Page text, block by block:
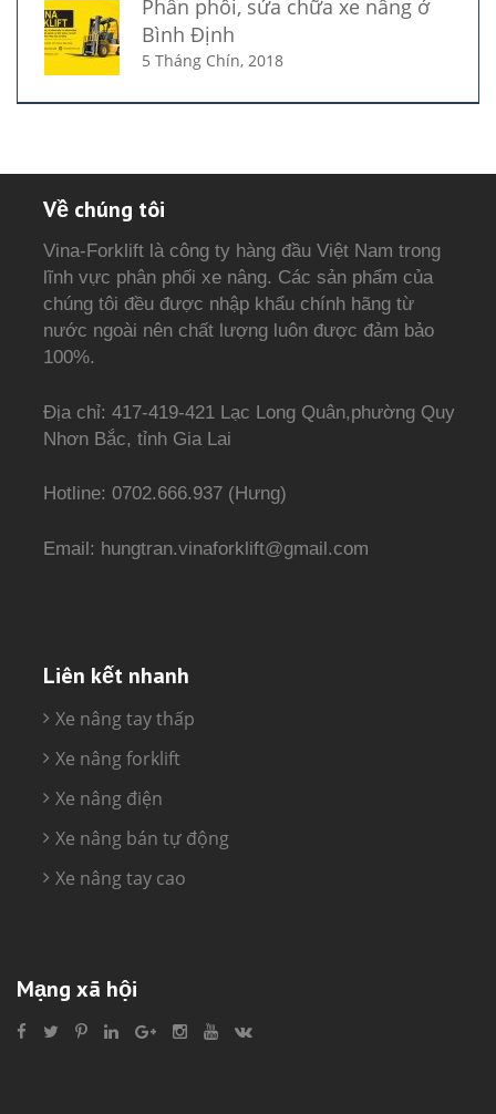
Phân phối, sửa chữa xe nâng ở
Bình Định
5 Tháng Chín, 2018
Về chúng tôi
Vina-Forklift là công ty hàng đầu Việt Nam trong
lĩnh vực phân phối xe nâng. Các sản phẩm của
chúng tôi đều được nhập khẩu chính hãng từ
nước ngoài nên chất lượng luôn được đảm bảo
100%.
Địa chỉ: 417-419-421 Lạc Long Quân,phường Quy
Nhơn Bắc, tỉnh Gia Lai
Hotline: 0702.666.937 (Hưng)
Email: hungtran.vinaforklift@gmail.com
Liên kết nhanh
Xe nâng tay thấp
Xe nâng forklift
Xe nâng điện
Xe nâng bán tự động
Xe nâng tay cao
Mạng xã hội